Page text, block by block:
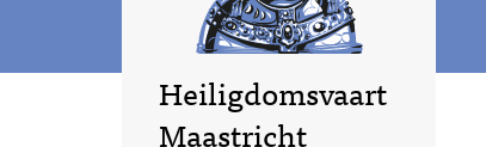
Heiligdomsvaart
Maastricht